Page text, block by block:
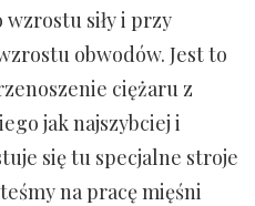
siły i przy
obwodów. Jest to
ciężaru z
jak najszybciej i
się tu specjalne stroje
na pracę mięśni